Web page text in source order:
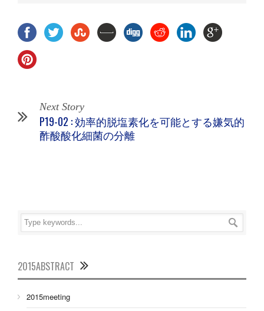
Next Story
P19-02 : 効率的脱塩素化を可能とする嫌気的
酢酸酸化細菌の分離
2015ABSTRACT
2015meeting